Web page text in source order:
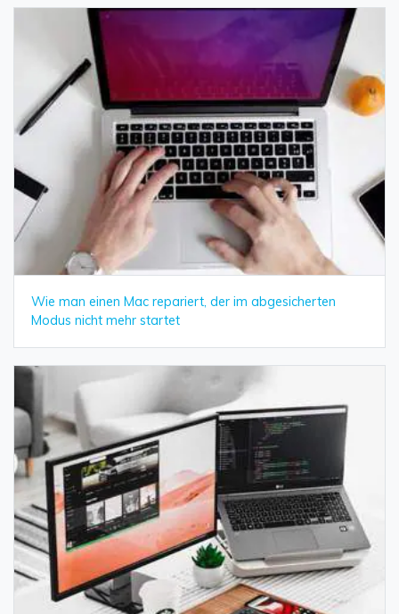
Wie man einen Mac repariert, der im abgesicherten
Modus nicht mehr startet
Daten online wiederherstellen
Verlorene Daten? Jetzt online wiederherstellen!
öffnen